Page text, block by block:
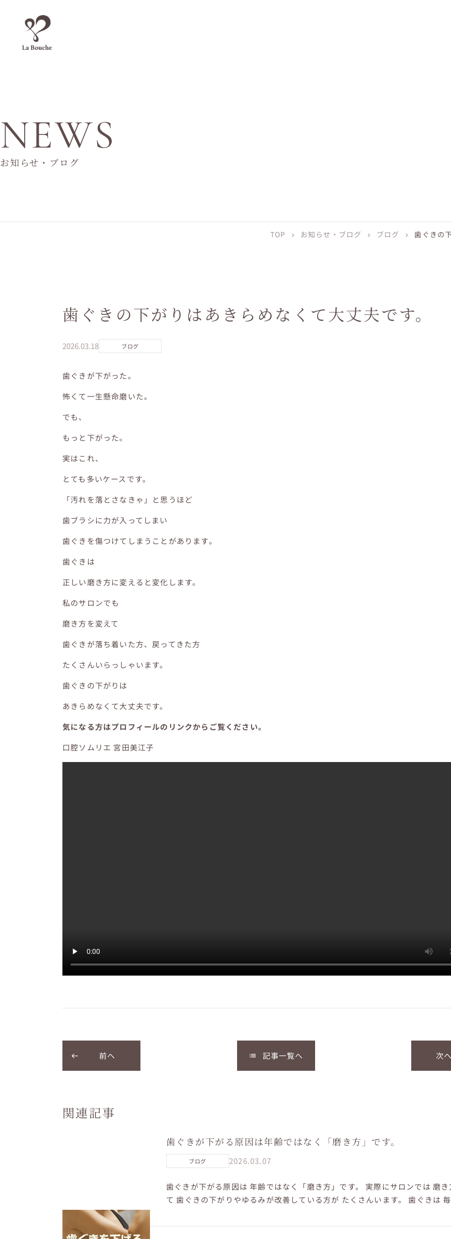
NEWS
お知らせ・ブログ
TOP chevron_right お知らせ・ブログ chevron_right ブログ chevron_right 歯ぐきの
歯ぐきの下がりはあきらめなくて大丈夫です。
2026.03.18 ブログ
歯ぐきが下がった。
怖くて一生懸命磨いた。
でも、
もっと下がった。
実はこれ、
とても多いケースです。
「汚れを落とさなきゃ」と思うほど
歯ブラシに力が入ってしまい
歯ぐきを傷つけてしまうことがあります。
歯ぐきは
正しい磨き方に変えると変化します。
私のサロンでも
磨き方を変えて
歯ぐきが落ち着いた方、戻ってきた方
たくさんいらっしゃいます。
歯ぐきの下がりは
あきらめなくて大丈夫です。
気になる方はプロフィールのリンクからご覧ください。
口腔ソムリエ 宮田美江子
前へ list 記事一覧へ 次
関連記事
歯ぐきが下がる原因は年齢ではなく「磨き方」です。
ブログ 2026.03.07
歯ぐきが下がる原因は 年齢ではなく「磨き方」です。 実際にサロンでは 磨
て 歯ぐきの下がりやゆるみが改善している方が たくさんいます。 歯ぐきは